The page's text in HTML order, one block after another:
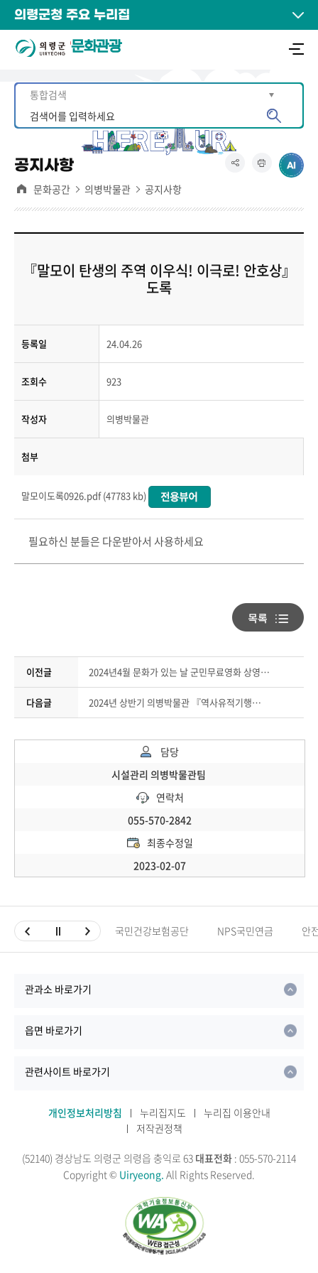
의령군청 주요 누리집
문화관광
공지사항
문화공간 의병박물관 공지사항
『말모이 탄생의 주역 이우식! 이극로! 안호상』
도록
등록일 24.04.26
조회수 923
작성자 의병박물관
첨부
말모이도록0926.pdf (47783 kb)
필요하신 분들은 다운받아서 사용하세요
이전글 2024년4월 문화가 있는 날 군민무료영화 상영 안내(남산의 부장들)
다음글 2024년 상반기 의병박물관 『역사유적기행』접수 안내
담당
시설관리 의병박물관팀
연락처
055-570-2842
최종수정일
2023-02-07
국민건강보험공단 NPS국민연금 안
관과소 바로가기
읍면 바로가기
관련사이트 바로가기
개인정보처리방침 누리집지도
누리집 이용안내
저작권정책
(52140) 경상남도 의령군 의령읍 충익로 63 대표전화 : 055-570-2114
Copyright © Uiryeong. All Rights Reserved.